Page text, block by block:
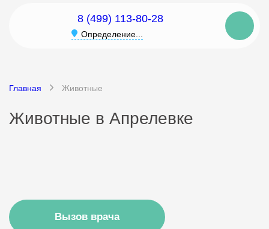
8 (499) 113-80-28
Определение...
Главная Животные
Животные в Апрелевке
Вызов врача